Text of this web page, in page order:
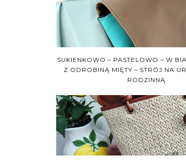
SUKIENKOWO – PASTELOWO – W
Z ODROBINĄ MIĘTY – STRÓJ NA
RODZINNĄ